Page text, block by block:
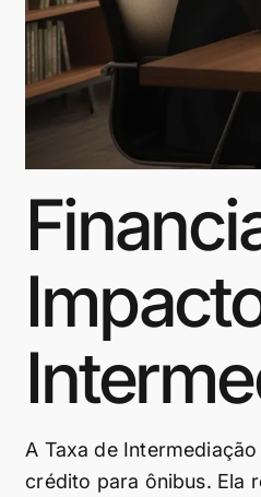
A Taxa de
crédito para ônibus. Ela